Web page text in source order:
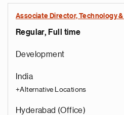
Associate Director, Technology
Regular, Full time
Development
India
+Alternative Locations
Hyderabad (Office)